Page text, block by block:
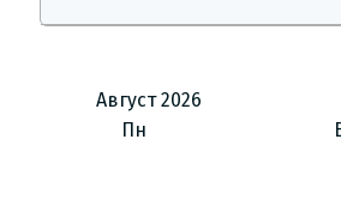
Август 2026
Пн